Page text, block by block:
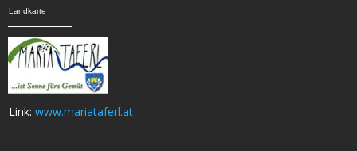
Landkarte
Link: www.mariataferl.at